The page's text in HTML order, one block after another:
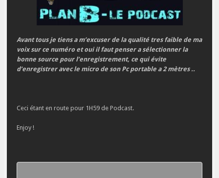
Avant tous je tiens a m’excuser de la qualité tres faible de ma
voix sur ce numéro et oui il faut penser a sélectionner la
bonne source pour l’enregistrement, ce qui évite
d’enregistrer avec le micro de son Pc portable a 2 mètres ..
Ceci étant en route pour 1H59 de Podcast.
Enjoy !